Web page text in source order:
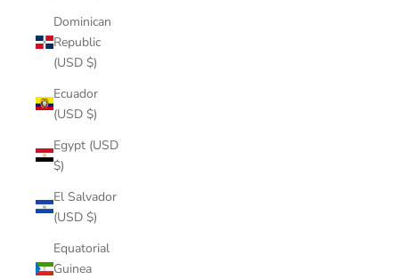
Dominican
Republic
(USD $)
Ecuador
(USD $)
Egypt (USD
$)
El Salvador
(USD $)
Equatorial
Guinea